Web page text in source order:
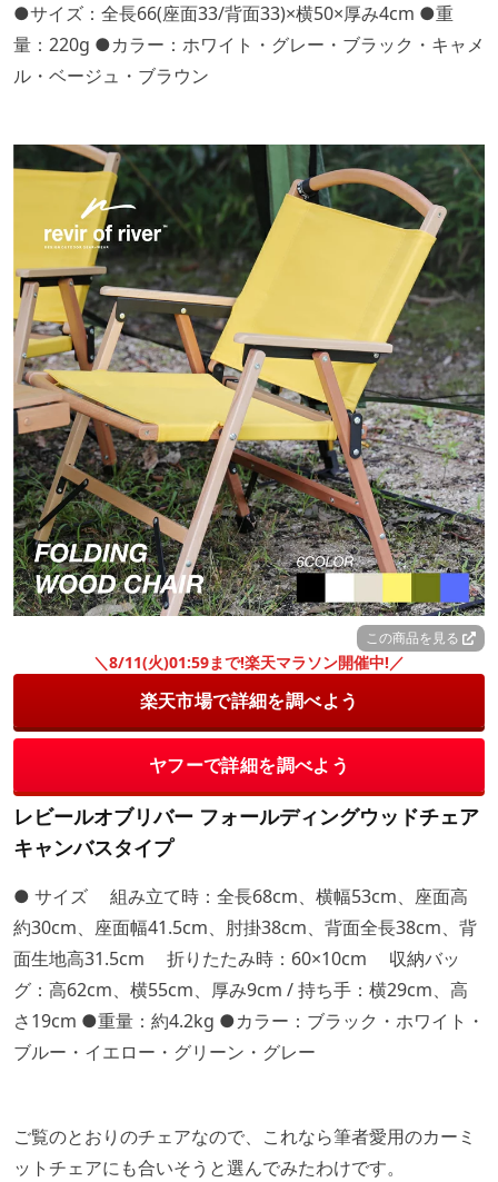
●サイズ：全長66(座面33/背面33)×横50×厚み4cm ●重
量：220g ●カラー：ホワイト・グレー・ブラック・キャメ
ル・ベージュ・ブラウン
この商品を見る
＼8/11(火)01:59まで!楽天マラソン開催中!／
楽天市場で詳細を調べよう
ヤフーで詳細を調べよう
レビールオブリバー フォールディングウッドチェア
キャンバスタイプ
● サイズ 組み立て時：全長68cm、横幅53cm、座面高
約30cm、座面幅41.5cm、肘掛38cm、背面全長38cm、背
面生地高31.5cm 折りたたみ時：60×10cm 収納バッ
グ：高62cm、横55cm、厚み9cm / 持ち手：横29cm、高
さ19cm ●重量：約4.2kg ●カラー：ブラック・ホワイト・
ブルー・イエロー・グリーン・グレー
ご覧のとおりのチェアなので、これなら筆者愛用のカーミ
ットチェアにも合いそうと選んでみたわけです。